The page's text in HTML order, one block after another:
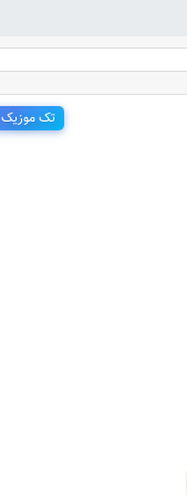
تا حالا شده
تک موزیک